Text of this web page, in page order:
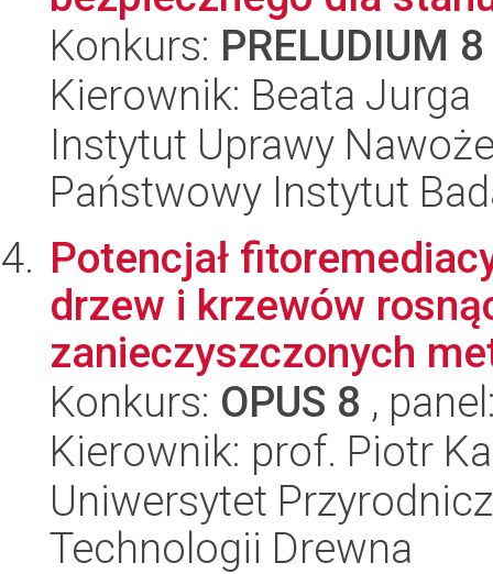
Konkurs: PRELUDIUM 8
Kierownik: Beata Jurga
Instytut Uprawy
Państwowy Instytut
Potencjał
drzew i krzewów
zanieczyszczonych
Konkurs: OPUS 8 ,
Kierownik: prof. Piotr
Uniwersytet
Technologii Drewna